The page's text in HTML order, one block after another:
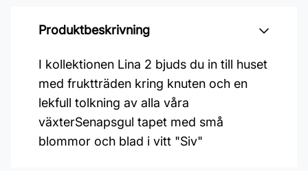
Produktbeskrivning
I kollektionen Lina 2 bjuds du in till huset
med fruktträden kring knuten och en
lekfull tolkning av alla våra
växterSenapsgul tapet med små
blommor och blad i vitt "Siv"